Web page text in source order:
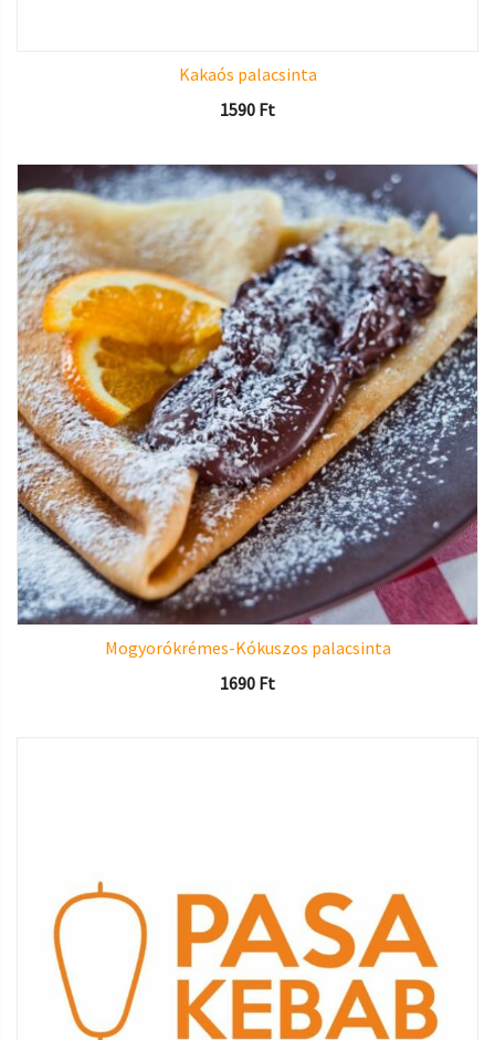
Kakaós palacsinta
1590 Ft
Mogyorókrémes-Kókuszos palacsinta
1690 Ft